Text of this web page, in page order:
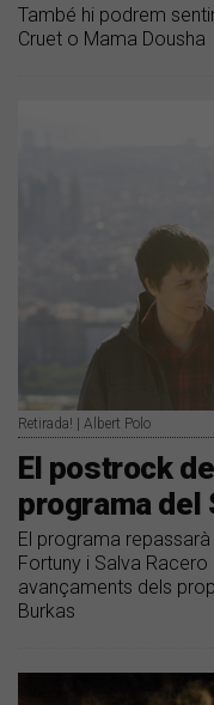
També hi podrem
Cruet o Mama Dousha
Retirada! | Albert Polo
El postrock
programa del
El programa
Fortuny i Salva
avançaments dels
Burkas